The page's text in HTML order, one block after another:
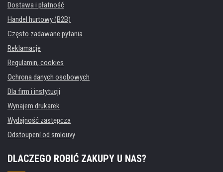
Dostawa i płatność
Handel hurtowy (B2B)
Często zadawane pytania
Reklamacje
Regulamin, cookies
Ochrona danych osobowych
Dla firm i instytucji
Wynajem drukarek
Wydajność zastępcza
Odstoupení od smlouvy
DLACZEGO ROBIĆ ZAKUPY U NAS?